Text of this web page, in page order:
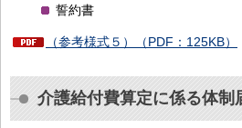
誓約書
（参考様式５）（PDF：125KB）
介護給付費算定に係る体制